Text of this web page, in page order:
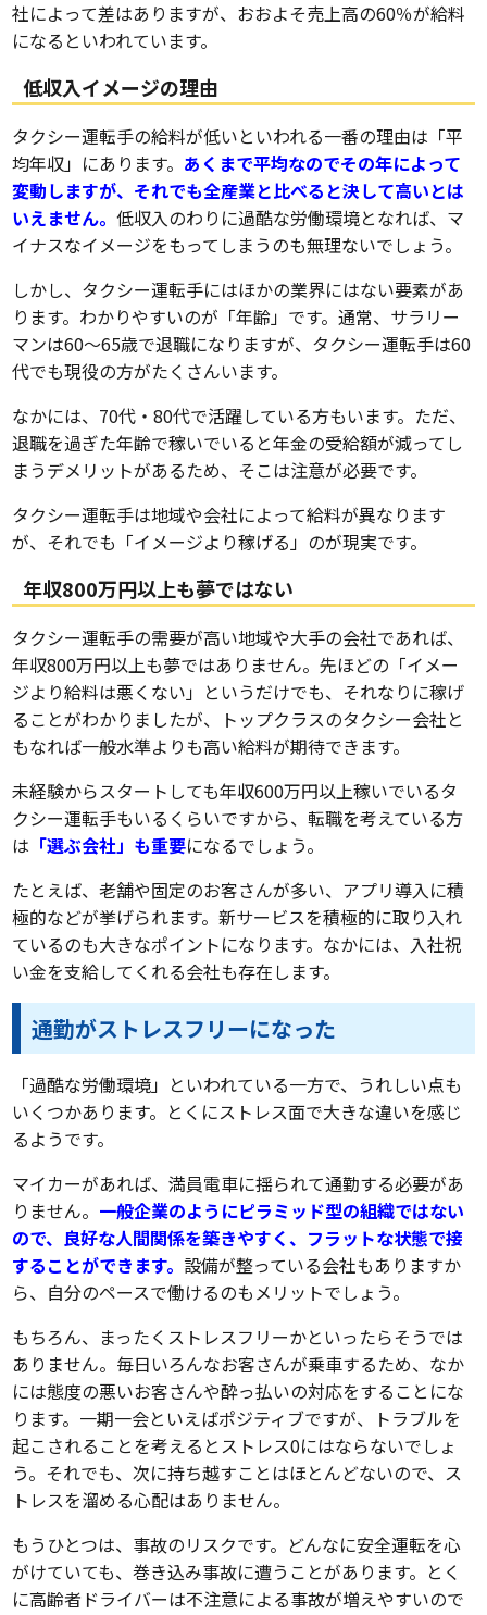
社によって差はありますが、おおよそ売上高の60％が給料
になるといわれています。
低収入イメージの理由
タクシー運転手の給料が低いといわれる一番の理由は「平
均年収」にあります。 あくまで平均なのでその年によって
変動しますが、それでも全産業と比べると決して高いとは
いえません。低収入のわりに過酷な労働環境となれば、マ
イナスなイメージをもってしまうのも無理ないでしょう。
しかし、タクシー運転手にはほかの業界にはない要素があ
ります。わかりやすいのが「年齢」です。通常、サラリー
マンは60～65歳で退職になりますが、タクシー運転手は60
代でも現役の方がたくさんいます。
なかには、70代・80代で活躍している方もいます。ただ、
退職を過ぎた年齢で稼いでいると年金の受給額が減ってし
まうデメリットがあるため、そこは注意が必要です。
タクシー運転手は地域や会社によって給料が異なります
が、それでも「イメージより稼げる」のが現実です。
年収800万円以上も夢ではない
タクシー運転手の需要が高い地域や大手の会社であれば、
年収800万円以上も夢ではありません。先ほどの「イメー
ジより給料は悪くない」というだけでも、それなりに稼げ
ることがわかりましたが、トップクラスのタクシー会社と
もなれば一般水準よりも高い給料が期待できます。
未経験からスタートしても年収600万円以上稼いでいるタ
クシー運転手もいるくらいですから、転職を考えている方
は 「選ぶ会社」も重要になるでしょう。
たとえば、老舗や固定のお客さんが多い、アプリ導入に積
極的などが挙げられます。新サービスを積極的に取り入れ
ているのも大きなポイントになります。なかには、入社祝
い金を支給してくれる会社も存在します。
通勤がストレスフリーになった
「過酷な労働環境」といわれている一方で、うれしい点も
いくつかあります。とくにストレス面で大きな違いを感じ
るようです。
マイカーがあれば、満員電車に揺られて通勤する必要があ
りません。 一般企業のようにピラミッド型の組織ではない
ので、良好な人間関係を築きやすく、フラットな状態で接
することができます。 設備が整っている会社もありますか
ら、自分のペースで働けるのもメリットでしょう。
もちろん、まったくストレスフリーかといったらそうでは
ありません。毎日いろんなお客さんが乗車するため、なか
には態度の悪いお客さんや酔っ払いの対応をすることにな
ります。一期一会といえばポジティブですが、トラブルを
起こされることを考えるとストレス0にはならないでしょ
う。それでも、次に持ち越すことはほとんどないので、ス
トレスを溜める心配はありません。
もうひとつは、事故のリスクです。どんなに安全運転を心
がけていても、巻き込み事故に遭うことがあります。とく
に高齢者ドライバーは不注意による事故が増えやすいので